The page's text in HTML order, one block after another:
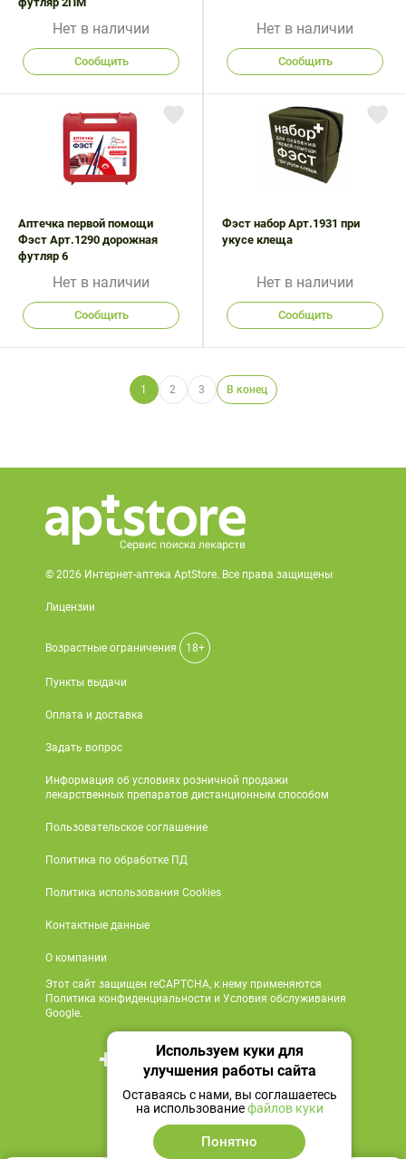
Нет в наличии
Сообщить
Нет в наличии
Сообщить
Аптечка первой помощи
Фэст Арт.1290 дорожная
футляр 6
Нет в наличии
Сообщить
Фэст набор Арт.1931 при
укусе клеща
Нет в наличии
Сообщить
1 2 3 В конец
© 2026 Интернет-аптека AptStore. Все права защищены
Лицензии
Возрастные ограничения 18+
Пункты выдачи
Оплата и доставка
Задать вопрос
Информация об условиях розничной продажи
лекарственных препаратов дистанционным способом
Пользовательское соглашение
Политика по обработке ПД
Политика использования Cookies
Контактные данные
О компании
Этот сайт защищен reCAPTCHA, к нему применяются
Политика конфиденциальности и Условия обслуживания
Google.
+7 495 419 18 18
Мы в социальных сетях
Используем куки для
улучшения работы сайта
Оставаясь с нами, вы соглашаетесь
на использованиефайлов куки
Понятно